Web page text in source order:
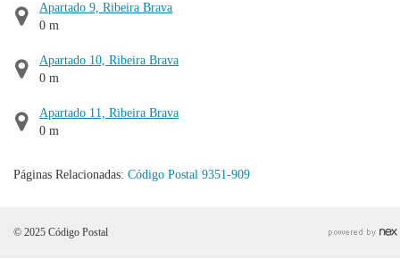
Apartado 9, Ribeira Brava
0 m
Apartado 10, Ribeira Brava
0 m
Apartado 11, Ribeira Brava
0 m
Páginas Relacionadas: Código Postal 9351-909
© 2025 Código Postal